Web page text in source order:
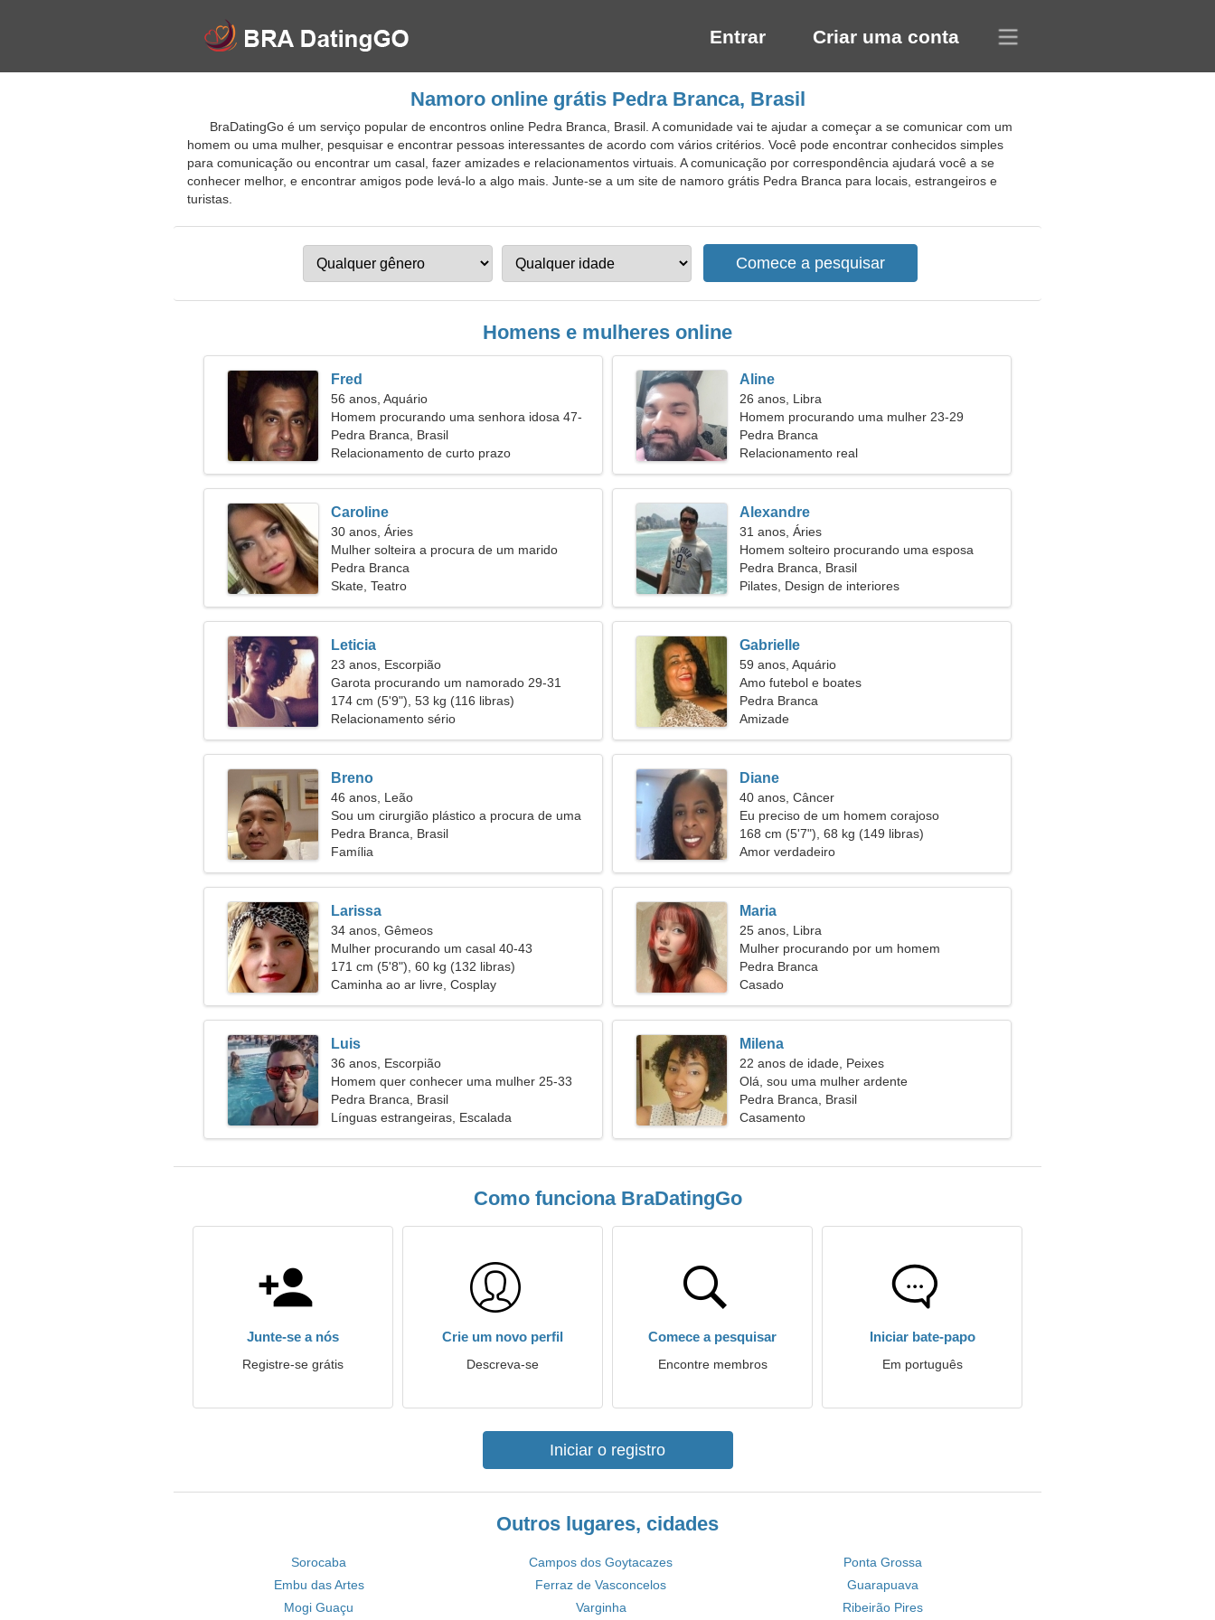
Entrar Criar uma conta
Namoro online grátis Pedra Branca, Brasil
BraDatingGo é um serviço popular de encontros online Pedra Branca, Brasil. A comunidade vai te ajudar a começar a se comunicar com um
homem ou uma mulher, pesquisar e encontrar pessoas interessantes de acordo com vários critérios. Você pode encontrar conhecidos simples
para comunicação ou encontrar um casal, fazer amizades e relacionamentos virtuais. A comunicação por correspondência ajudará você a se
conhecer melhor, e encontrar amigos pode levá-lo a algo mais. Junte-se a um site de namoro grátis Pedra Branca para locais, estrangeiros e
turistas.
Homens e mulheres online
Fred
56 anos, Aquário
Homem procurando uma senhora idosa 47-
54
Pedra Branca, Brasil
Relacionamento de curto prazo
Aline
26 anos, Libra
Homem procurando uma mulher 23-29
Pedra Branca
Relacionamento real
Caroline
30 anos, Áries
Mulher solteira a procura de um marido
Pedra Branca
Skate, Teatro
Alexandre
31 anos, Áries
Homem solteiro procurando uma esposa
Pedra Branca, Brasil
Pilates, Design de interiores
Leticia
23 anos, Escorpião
Garota procurando um namorado 29-31
174 cm (5'9"), 53 kg (116 libras)
Relacionamento sério
Gabrielle
59 anos, Aquário
Amo futebol e boates
Pedra Branca
Amizade
Breno
46 anos, Leão
Sou um cirurgião plástico a procura de uma
mulher espirituosa
Pedra Branca, Brasil
Família
Diane
40 anos, Câncer
Eu preciso de um homem corajoso
168 cm (5'7"), 68 kg (149 libras)
Amor verdadeiro
Larissa
34 anos, Gêmeos
Mulher procurando um casal 40-43
171 cm (5'8"), 60 kg (132 libras)
Caminha ao ar livre, Cosplay
Maria
25 anos, Libra
Mulher procurando por um homem
Pedra Branca
Casado
Luis
36 anos, Escorpião
Homem quer conhecer uma mulher 25-33
Pedra Branca, Brasil
Línguas estrangeiras, Escalada
Milena
22 anos de idade, Peixes
Olá, sou uma mulher ardente
Pedra Branca, Brasil
Casamento
Como funciona BraDatingGo
Junte-se a nós
Registre-se grátis
Crie um novo perfil
Descreva-se
Comece a pesquisar
Encontre membros
Iniciar bate-papo
Em português
Iniciar o registro
Outros lugares, cidades
Sorocaba Campos dos Goytacazes
Ponta Grossa
Embu das Artes
Ferraz de Vasconcelos
Guarapuava
Mogi Guaçu
Varginha Ribeirão Pires